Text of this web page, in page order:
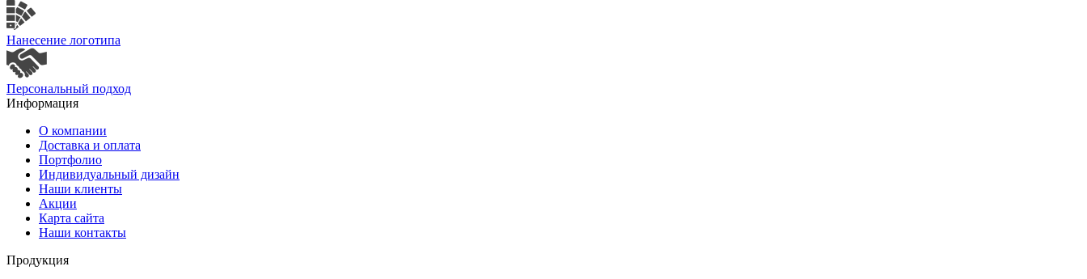
Нанесение логотипа
Персональный подход
Информация
О компании
Доставка и оплата
Портфолио
Индивидуальный дизайн
Наши клиенты
Акции
Карта сайта
Наши контакты
Продукция